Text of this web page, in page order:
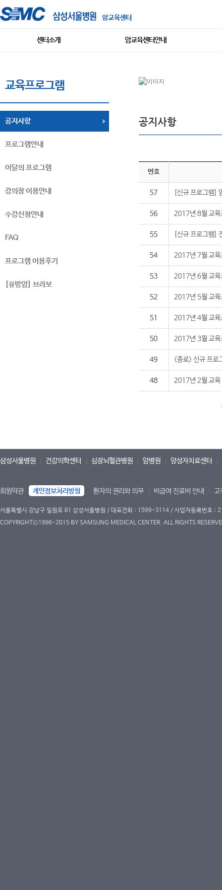
암교육센터
센터소개 암교육센터안내
교육프로그램
공지사항
프로그램안내
이달의 프로그램
강의장 이용안내
수강신청안내
FAQ
프로그램 이용후기
[유방암] 브라보
공지사항
번호
57 [신규 프로그램]
56 2017년 8월 교육
55 [신규 프로그램]
54 2017년 7월 교육
53 2017년 6월 교육
52 2017년 5월 교육
51 2017년 4월 교육
50 2017년 3월 교육
49 <종료> 신규 프
48 2017년 2월 교육
삼성서울병원 건강의학센터 심장뇌혈관병원 암병원 양성자치료센터
회원약관 개인정보처리방침 환자의 권리와 의무 비급여 진료비 안내 고
서울특별시 강남구 일원로 81 삼성서울병원 / 대표전화 : 1599-3114 / 사업자등록번호
COPYRIGHT©1996-2015 BY SAMSUNG MEDICAL CENTER. ALL RIGHTS